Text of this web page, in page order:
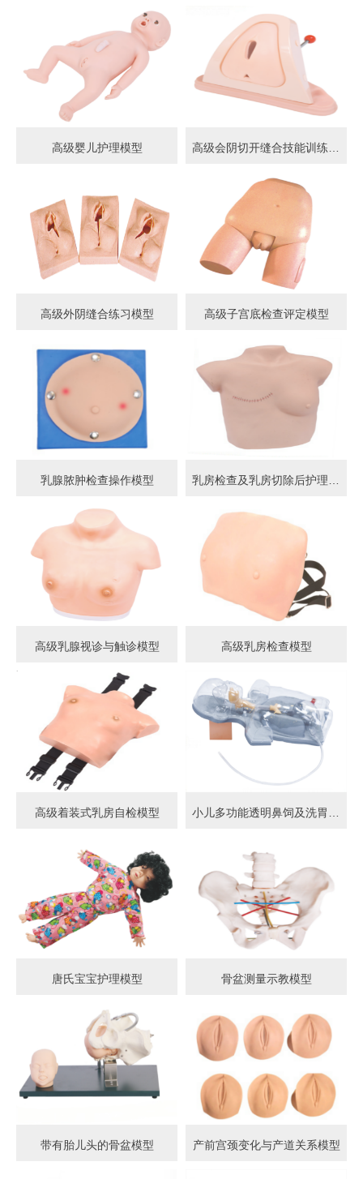
高级婴儿护理模型 高级会阴切开缝合技能训练模型
高级外阴缝合练习模型 高级子宫底检查评定模型
乳腺脓肿检查操作模型
高级乳腺视诊与触诊模型 高级乳房检查模型
高级着装式乳房自检模型
唐氏宝宝护理模型 骨盆测量示教模型
带有胎儿头的骨盆模型 产前宫颈变化与产道关系模型